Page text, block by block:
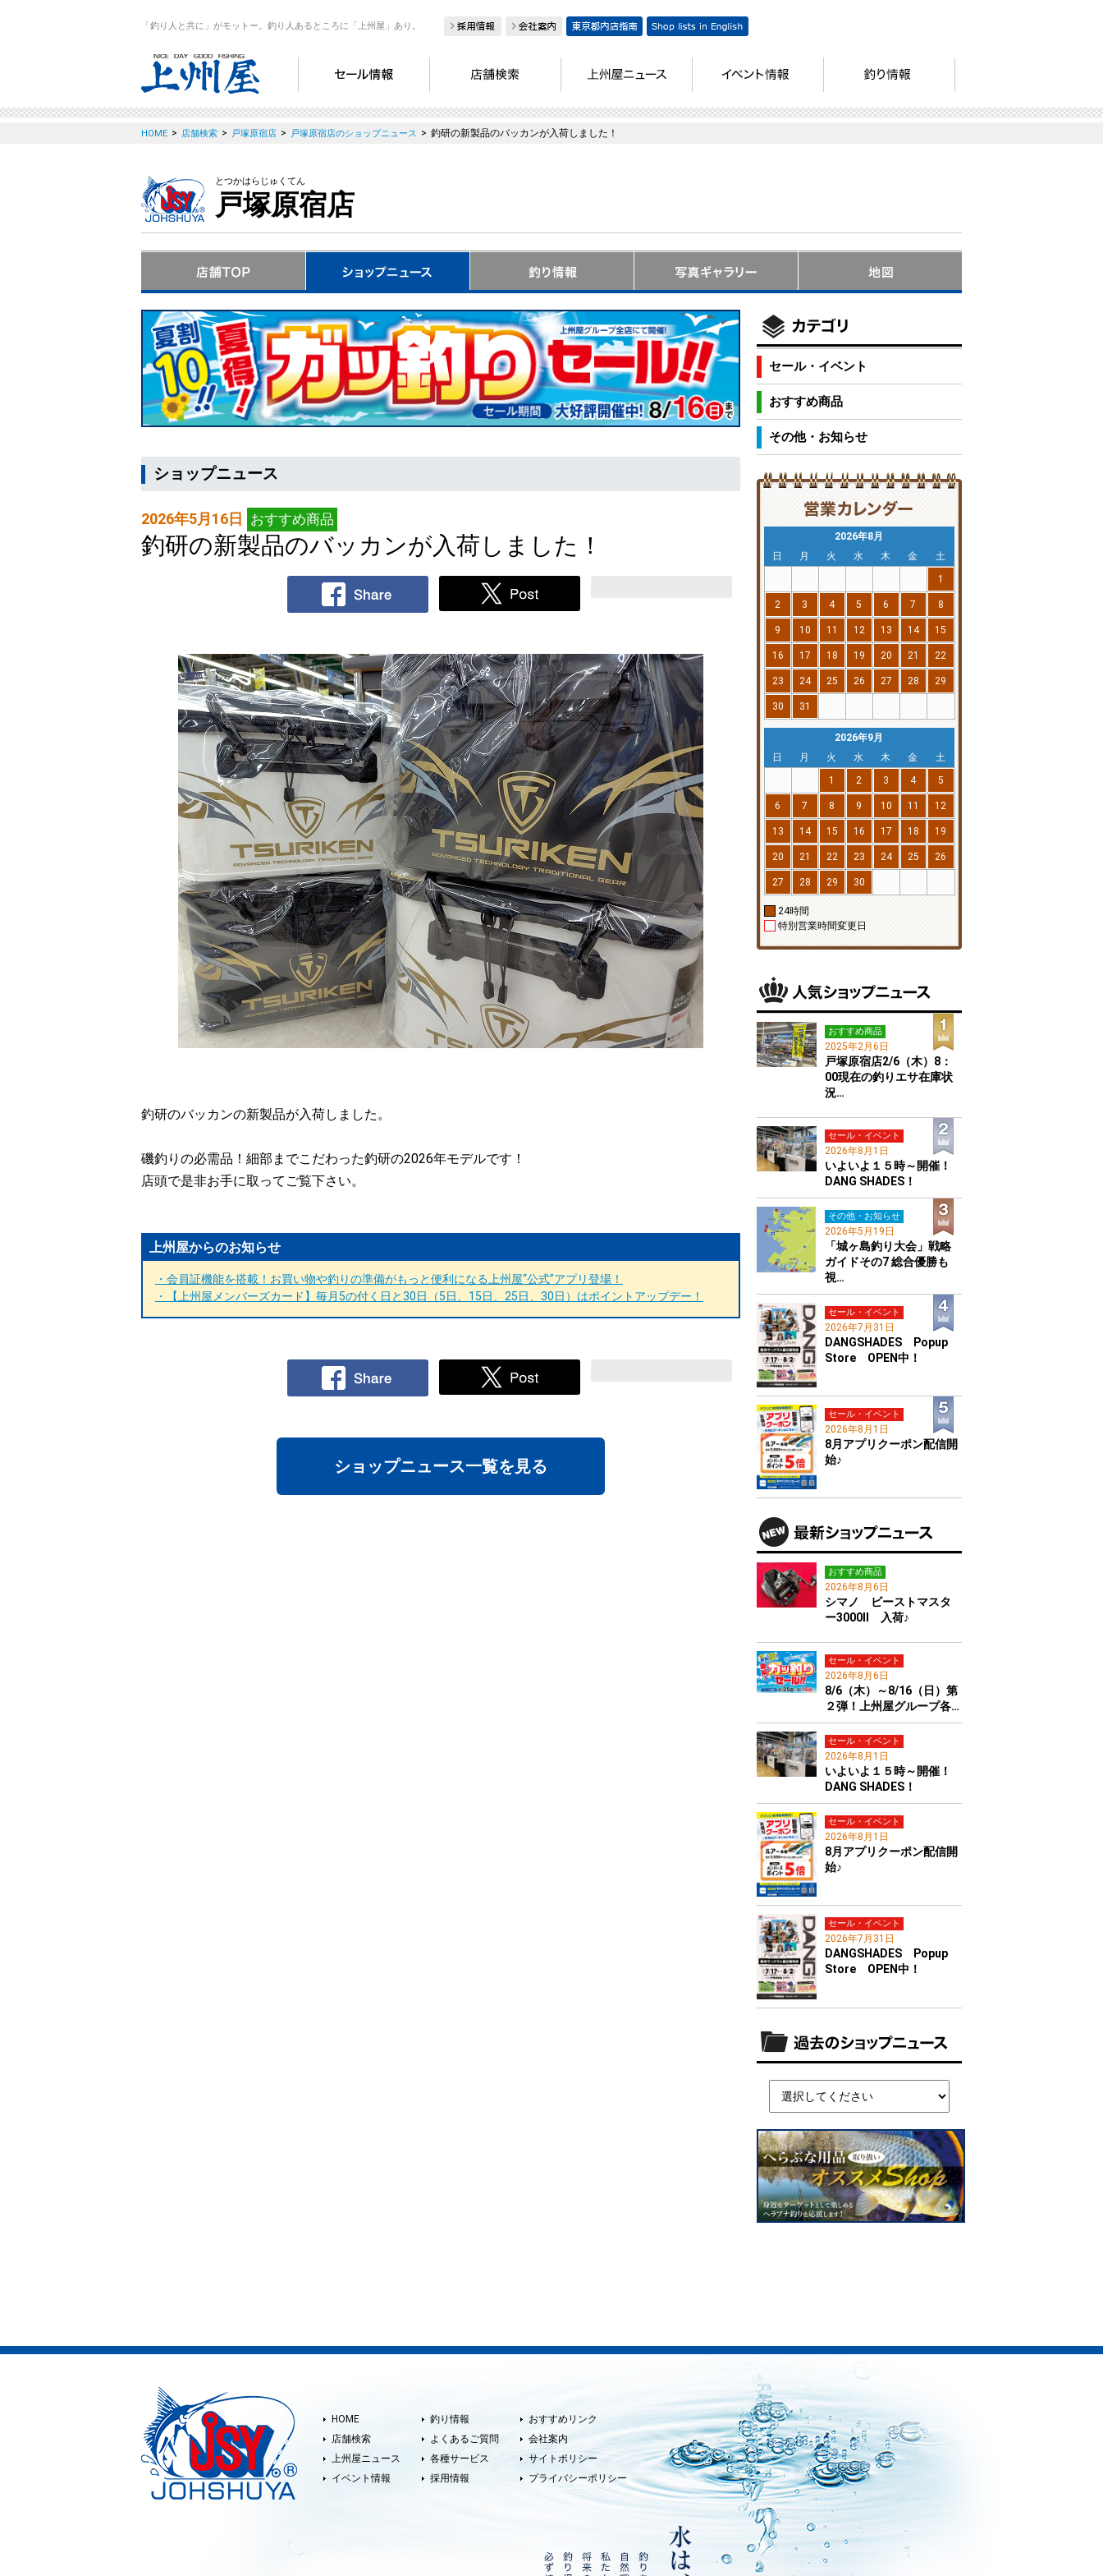
「釣り人と共に」がモットー。釣り人あるところに「上州屋」あり。
HOME > 店舗検索 > 戸塚原宿店 > 戸塚原宿店のショップニュース > 釣研の新製品のバッカンが入荷しました！
とつかはらじゅくてん
戸塚原宿店
ショップニュース
2026年5月16日 おすすめ商品
釣研の新製品のバッカンが入荷しました！
釣研のバッカンの新製品が入荷しました。
磯釣りの必需品！細部までこだわった釣研の2026年モデルです！
店頭で是非お手に取ってご覧下さい。
上州屋からのお知らせ
・会員証機能を搭載！お買い物や釣りの準備がもっと便利になる上州屋“公式”アプリ登場！
・【上州屋メンバーズカード】毎月5の付く日と30日（5日、15日、25日、30日）はポイントアップデー！
ショップニュース一覧を見る
セール・イベント
おすすめ商品
その他・お知らせ
2026年8月
日
月 火 水 木 金
土
1
2 3 4 5 6 7 8
9 10 11 12 13 14 15
16 17 18 19 20 21 22
23 24 25 26 27 28 29
30 31
2026年9月
日
月 火 水 木 金
土
1
2 3 4 5
6 7 8 9 10 11 12
13 14 15 16 17 18 19
20 21 22 23 24 25 26
27 28 29 30
24時間
特別営業時間変更日
おすすめ商品
2025年2月6日
戸塚原宿店2/6（木）8：
00現在の釣りエサ在庫状
況…
セール・イベント
2026年8月1日
いよいよ１５時～開催！
DANG SHADES！
その他・お知らせ
2026年5月19日
「城ヶ島釣り大会」戦略
ガイドその7 総合優勝も
視…
セール・イベント
2026年7月31日
DANGSHADES Popup
Store OPEN中！
セール・イベント
2026年8月1日
8月アプリクーポン配信開
始♪
おすすめ商品
2026年8月6日
シマノ ビーストマスタ
ー3000Ⅱ 入荷♪
セール・イベント
2026年8月6日
8/6（木）～8/16（日）第
２弾！上州屋グループ各…
セール・イベント
2026年8月1日
いよいよ１５時～開催！
DANG SHADES！
セール・イベント
2026年8月1日
8月アプリクーポン配信開
始♪
セール・イベント
2026年7月31日
DANGSHADES Popup
Store OPEN中！
HOME
店舗検索
上州屋ニュース
イベント情報
釣り情報
よくあるご質問
各種サービス
採用情報
おすすめリンク
会社案内
サイトポリシー
プライバシーポリシー